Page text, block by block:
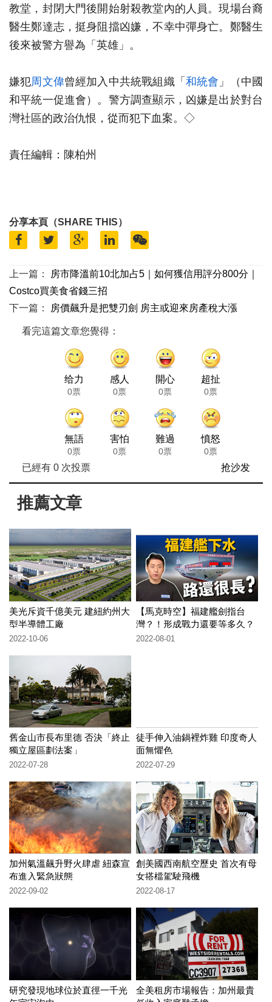
教堂，封閉大門後開始射殺教堂內的人員。現場台裔
醫生鄭達志，挺身阻擋凶嫌，不幸中彈身亡。鄭醫生
後來被警方譽為「英雄」。
嫌犯周文偉曾經加入中共統戰組織「 和統會 」（中國
和平統一促進會）。警方調查顯示，凶嫌是出於對台
灣社區的政治仇恨，從而犯下血案。◇
責任編輯：陳柏州
分享本頁（SHARE THIS）
上一篇：
房市降溫前10北加占5｜如何獲信用評分800分｜
Costco買美食省錢三招
下一篇：
房價飆升是把雙刃劍 房主或迎來房產稅大漲
看完這篇文章您覺得：
给力
0票
感人
0票
開心
0票
超扯
0票
無語
0票
害怕
0票
難過
0票
憤怒
0票
已經有 0次投票 抢沙发
推薦文章
美光斥資千億美元 建紐約州大
型半導體工廠
2022-10-06
【馬克時空】福建艦劍指台
灣？！形成戰力還要等多久？
2022-08-01
舊金山市長布里德 否決「終止
獨立屋區劃法案」
2022-07-28
徒手伸入油鍋裡炸雞 印度奇人
面無懼色
2022-07-29
加州氣溫飆升野火肆虐 紐森宣
布進入緊急狀態
2022-09-02
創美國西南航空歷史 首次有母
女搭檔駕駛飛機
2022-08-17
研究發現地球位於直徑一千光
全美租房市場報告：加州最貴